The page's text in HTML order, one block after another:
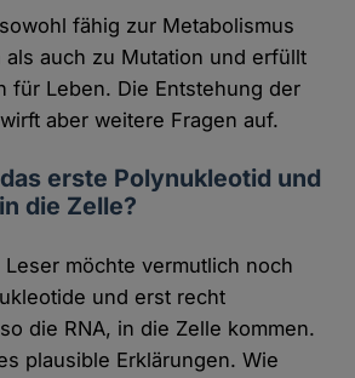
fähig zur Metabolismus
als auch zu Mutation und erfüllt
für Leben. Die Entstehung der
aber weitere Fragen auf.
erste Polynukleotid und
die Zelle?
möchte vermutlich noch
und erst recht
die RNA, in die Zelle kommen.
plausible Erklärungen. Wie